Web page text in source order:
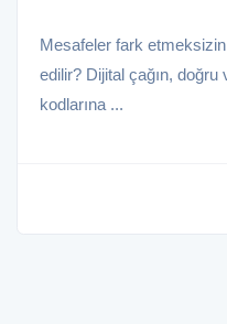
Mesafeler fark
edilir? Dijital çağın,
kodlarına ...